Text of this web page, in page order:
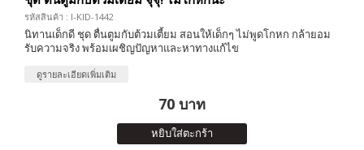
รหัสสินค้า : I-KID-1442
นิทานเด็กดี ชุด ตื่นตูมกับต้วมเตี้ยม สอนให้เด็กๆ ไม่พูดโกหก กล้ายอม
รับความจริง พร้อมเผชิญปัญหาและหาทางแก้ไข
ดูรายละเอียดเพิ่มเติม
70 บาท
หยิบใส่ตะกร้า